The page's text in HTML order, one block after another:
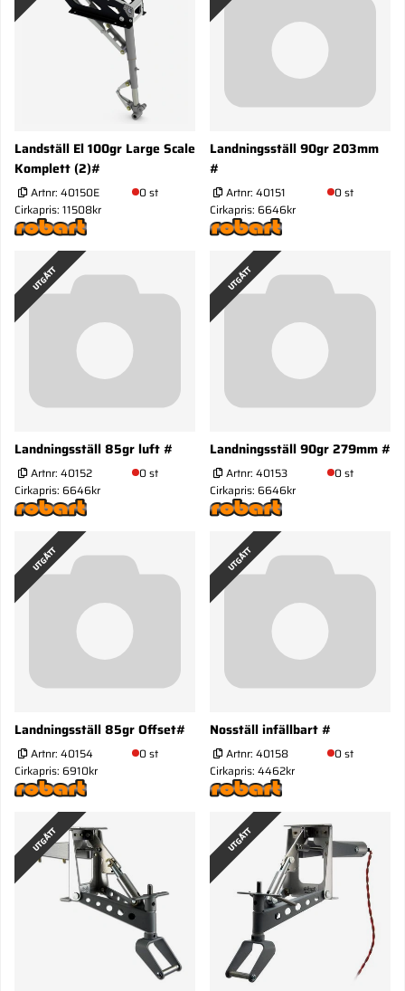
Landställ El 100gr Large Scale
Komplett (2)#
Artnr: 40150E
0 st
Cirkapris: 11508kr
Landningsställ 90gr 203mm
#
Artnr: 40151
0 st
Cirkapris: 6646kr
UTGÅTT
Landningsställ 85gr luft #
Artnr: 40152
0 st
Cirkapris: 6646kr
UTGÅTT
Landningsställ 90gr 279mm #
Artnr: 40153
0 st
Cirkapris: 6646kr
UTGÅTT
Landningsställ 85gr Offset#
Artnr: 40154
0 st
Cirkapris: 6910kr
UTGÅTT
Nosställ infällbart #
Artnr: 40158
0 st
Cirkapris: 4462kr
UTGÅTT UTGÅTT